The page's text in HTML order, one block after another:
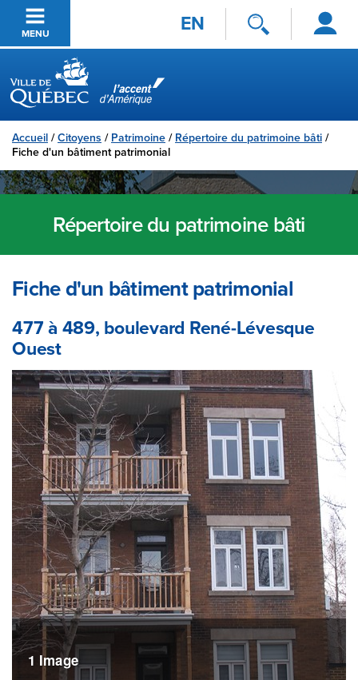
Passer au contenu principal
MENU EN
Se
connecter
Ville de Québec
Accueil /Citoyens / Patrimoine / Répertoire du patrimoine bâti /
Fiche d'un bâtiment patrimonial
Répertoire du patrimoine bâti
Fiche d'un bâtiment patrimonial
477 à 489, boulevard René-Lévesque
Ouest
1 Image